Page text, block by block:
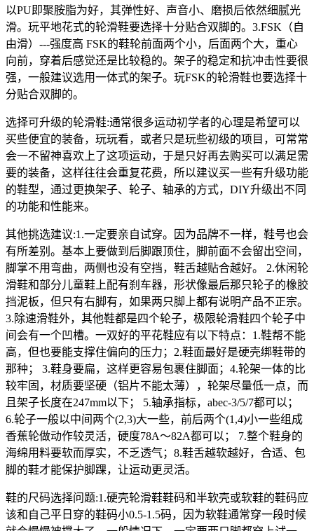
以PU即聚胺脂为好，其弹性好、声音小、磨损后依然细腻光
滑。玩平地花式的轮滑鞋要选择十分贴合双脚的。3.FSK（自
由滑）---强度高 FSK的鞋轮前面两个小，后面两个大，重心
向前，穿着后感觉还是比较稳的。架子的稳定和抗冲击性要很
强，一般建议选用一体式的架子。玩FSK的轮滑鞋也要选择十
分贴合双脚的。
选择可升级的轮滑鞋:通常很多运动初学者的心理是希望可以
买些便宜的装备，玩玩看，或者只是玩些初级的项目，可常常
会一不留神喜欢上了这项运动，于是只好再去购买可以满足需
要的装备，这样往往会重复花费，所以建议买一些有升级功能
的鞋型，通过更换架子、轮子、轴承的方式，DIY升级出不同
的功能和性能来。
其他挑选建议:1.一定要亲自试穿。因为品牌不一样，鞋号也会
有所差别。基本上要做到后脚跟顶住，脚前面不会留出空间，
脚掌不用弯曲，两侧也没有空挡，鞋舌越贴合越好。 2.休闲轮
滑鞋和部分儿童鞋上配有刹车器，形状像最后那只轮子的橡胶
挡泥板，但只有右脚有，如果两只脚上都有说明产品不正宗。
3.除速滑鞋外，其他鞋都是四个轮子，极限轮滑鞋四个轮子中
间会有一个凹槽。一双好的平花鞋应有以下特点：1.鞋帮不能
高，但也要能支撑住偏向的压力；2.鞋面最好是硬壳绑鞋带的
那种； 3.鞋身要扁，这样更容易包裹住脚面；4.轮架一体的比
较牢固，材质要坚硬（铝片不能太薄），轮架尽量低一点，而
且架子长度在247mm以下； 5.轴承指标，abec-3/5/7都可以；
6.轮子一般以中间两个(2,3)大一些，前后两个(1,4)小一些组成
香蕉轮做动作较灵活，硬度78A～82A都可以； 7.整个鞋身的
海绵用料要软而厚实，不乏透气；8.鞋舌越软越好，合适、包
脚的鞋才能保护脚踝，让运动更灵活。
鞋的尺码选择问题:1.硬壳轮滑鞋鞋码和半软壳或软鞋的鞋码应
该和自己平日穿的鞋码小0.5-1.5码，因为软鞋通常穿一段时候